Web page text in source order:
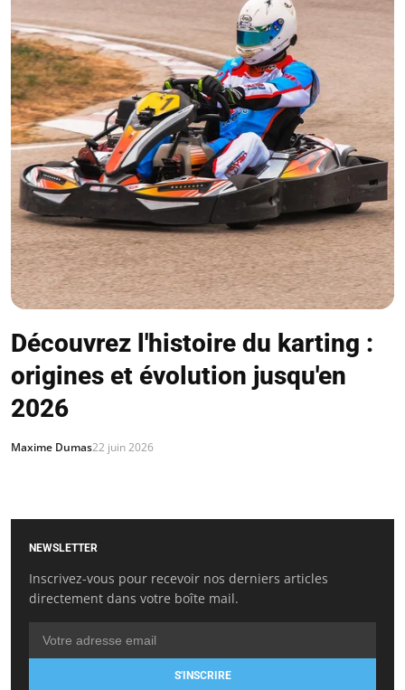
Découvrez l'histoire du karting :
origines et évolution jusqu'en
2026
Maxime Dumas22 juin 2026
NEWSLETTER
Inscrivez-vous pour recevoir nos derniers articles
directement dans votre boîte mail.
S'INSCRIRE